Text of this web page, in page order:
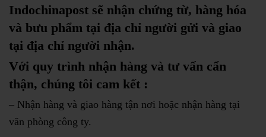
Indochinapost sẽ nhận chứng từ, hàng hóa
và bưu phẩm tại địa chỉ người gửi và giao
tại địa chỉ người nhận.
Với quy trình nhận hàng và tư vấn cẩn
thận, chúng tôi cam kết :
– Nhận hàng và giao hàng tận nơi hoặc nhận hàng tại
văn phòng công ty.